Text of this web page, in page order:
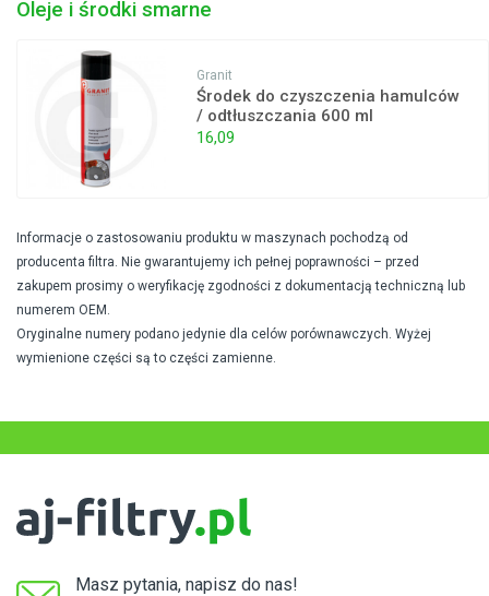
Oleje i środki smarne
Granit
Środek do czyszczenia hamulców
/ odtłuszczania 600 ml
16,09
Informacje o zastosowaniu produktu w maszynach pochodzą od
producenta filtra. Nie gwarantujemy ich pełnej poprawności – przed
zakupem prosimy o weryfikację zgodności z dokumentacją techniczną lub
numerem OEM.
Oryginalne numery podano jedynie dla celów porównawczych. Wyżej
wymienione części są to części zamienne.
Masz pytania, napisz do nas!